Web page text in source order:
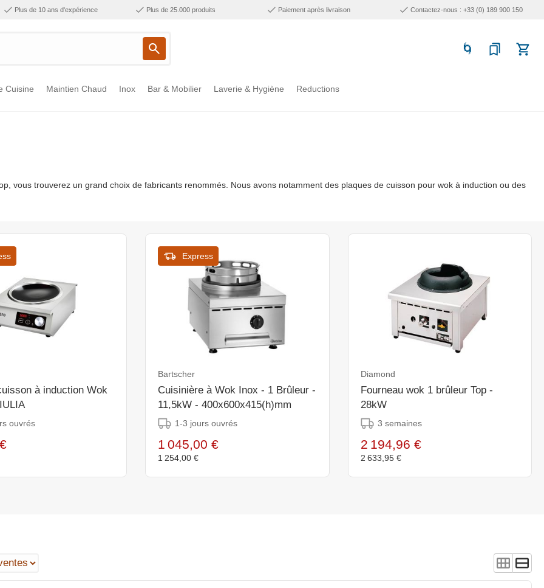
Plus de 10 ans d'expérience Plus de 25.000 produits Paiement après livraison Contactez-nous : +33 (0) 189 900 150
Cuisine Maintien Chaud Inox Bar & Mobilier Laverie & Hygiène Reductions
vous trouverez un grand choix de fabricants renommés. Nous avons notamment des plaques de cuisson pour wok à induction ou des
à induction Wok
ouvrés
Express
Bartscher
Cuisinière à Wok Inox - 1 Brûleur -
11,5kW - 400x600x415(h)mm
1-3 jours ouvrés
1 045,00 €
1 254,00 €
Diamond
Fourneau wok 1 brûleur Top -
28kW
3 semaines
2 194,96 €
2 633,95 €